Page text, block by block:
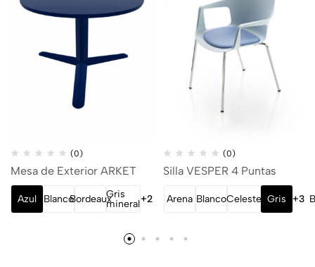
(0)
Mesa de Exterior ARKET
Azul BlancoBordeauxGris
mineral+2
(0)
Silla VESPER 4 Puntas
Arena BlancoCeleste Gris +3